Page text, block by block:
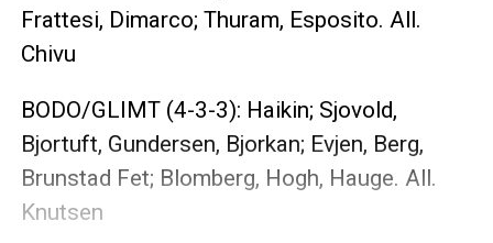
Frattesi, Dimarco; Thuram, Esposito. All.
Chivu
BODO/GLIMT (4-3-3): Haikin; Sjovold,
Bjortuft, Gundersen, Bjorkan; Evjen, Berg,
Brunstad Fet; Blomberg, Hogh, Hauge. All.
Knutsen